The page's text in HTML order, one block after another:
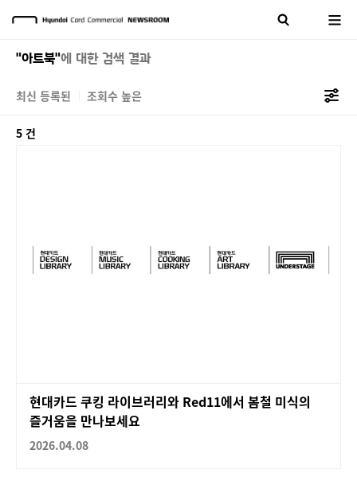
"아트북"에 대한 검색 결과
최신 등록된 조회수 높은
5 건
현대카드 쿠킹 라이브러리와 Red11에서 봄철 미식의
즐거움을 만나보세요
2026.04.08